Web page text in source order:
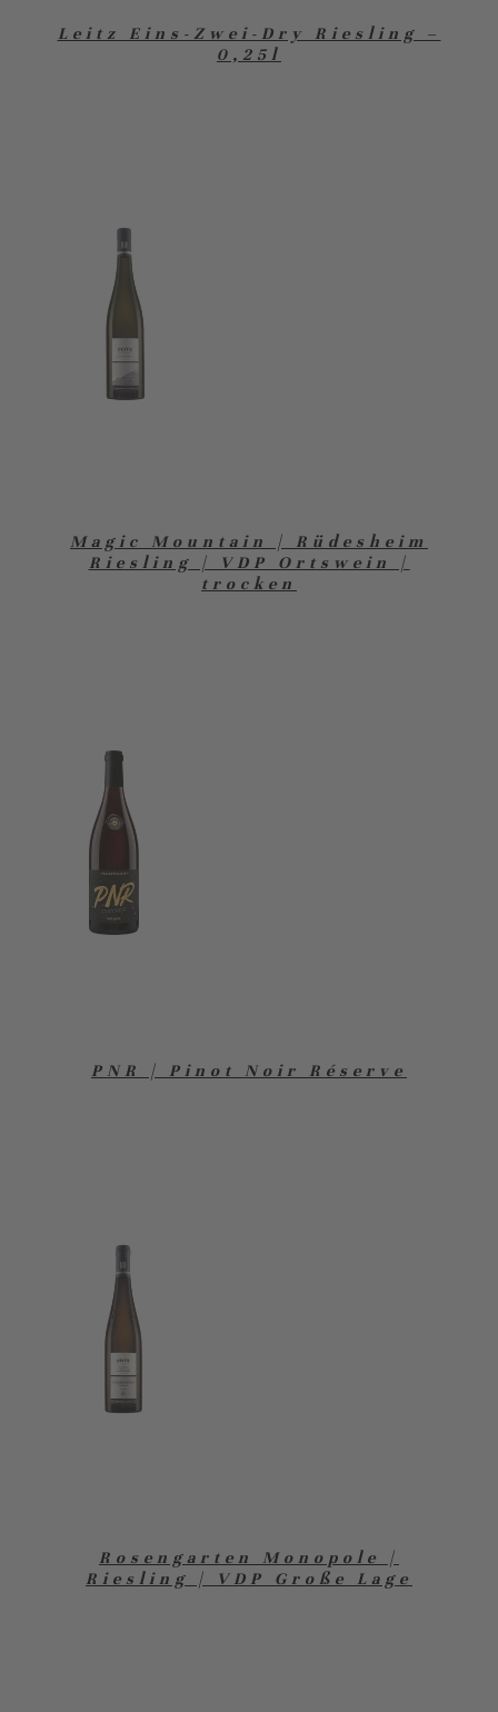
Leitz Eins-Zwei-Dry Riesling –
0,25l
Magic Mountain | Rüdesheim
Riesling | VDP Ortswein |
trocken
PNR | Pinot Noir Réserve
Rosengarten Monopole |
Riesling | VDP Große Lage